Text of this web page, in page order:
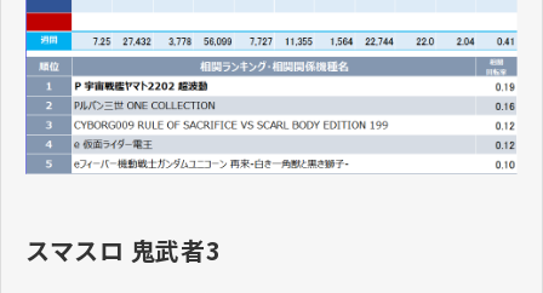
スマスロ 鬼武者3